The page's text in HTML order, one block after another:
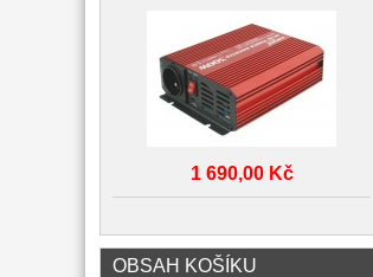
1 690,00 Kč
OBSAH KOŠÍKU